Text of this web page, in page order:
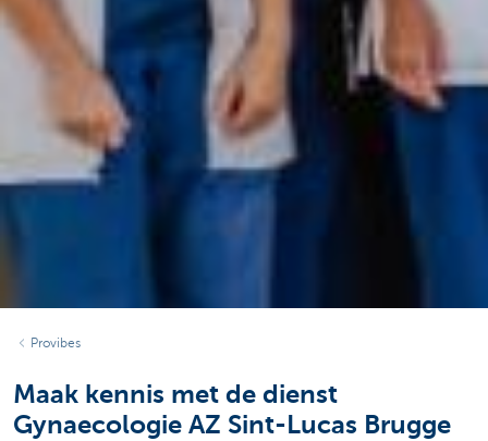
Provibes
Maak kennis met de dienst
Gynaecologie AZ Sint-Lucas Brugge